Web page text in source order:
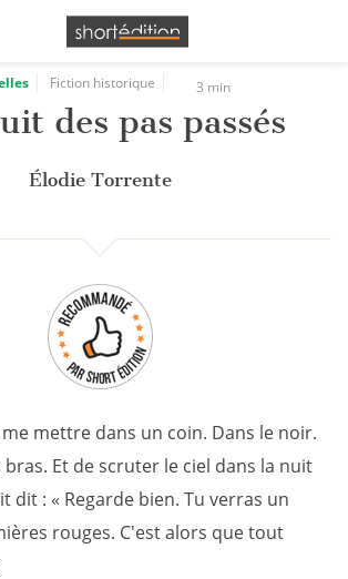
des cookies
Fiction historique 3 min
des pas passés
Élodie Torrente
mettre dans un coin. Dans le noir.
bras. Et de scruter le ciel dans la nuit
dit : « Regarde bien. Tu verras un
rouges. C'est alors que tout